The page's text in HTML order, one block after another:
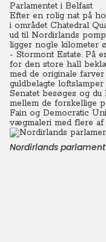
Parlamentet i Belfast
Efter en rolig nat på
i området Chatedral
ud til Nordirlands
ligger nogle kilometer
- Stormont Estate. På
for den store hall
med de originale
guldbelagte
Senatet besøges og
mellem de forskellige
Fain og Democratic
vægmaleri med flere
Nordirlands parlament